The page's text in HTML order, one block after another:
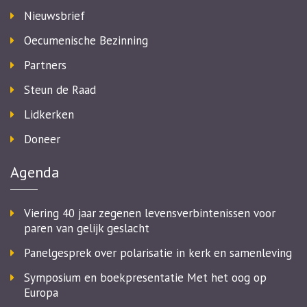
Nieuwsbrief
Oecumenische Bezinning
Partners
Steun de Raad
Lidkerken
Doneer
Agenda
Viering 40 jaar zegenen levensverbintenissen voor
paren van gelijk geslacht
Panelgesprek over polarisatie in kerk en samenleving
Symposium en boekpresentatie Met het oog op
Europa